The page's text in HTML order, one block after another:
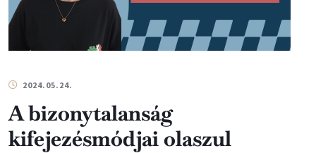
2024.05.24.
A bizonytalanság
kifejezésmódjai olaszul